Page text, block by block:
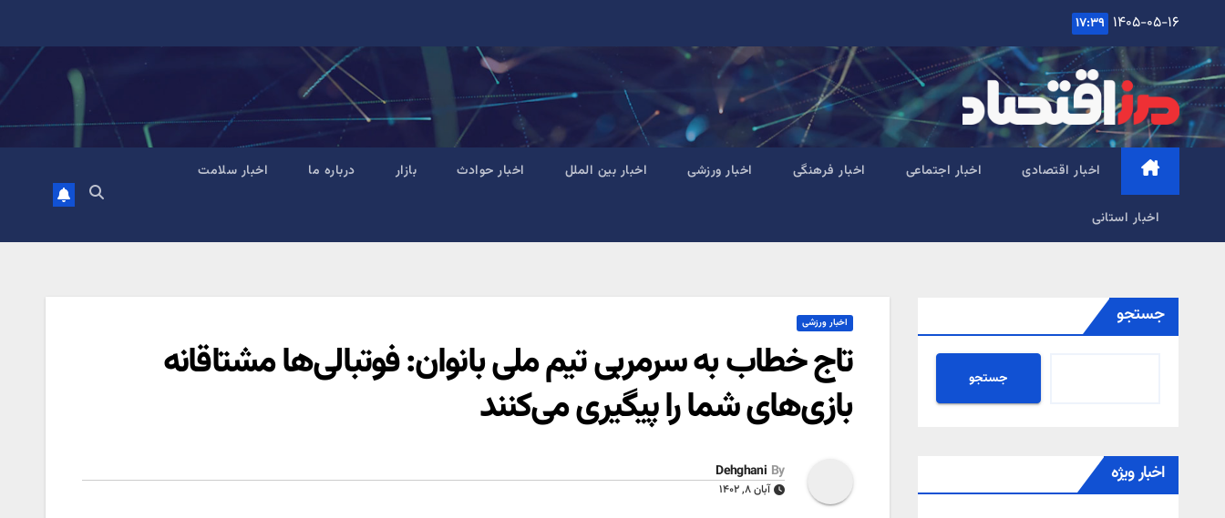
content
۱۴۰۵-۰۵-۱۶ ۱۷:۳۹
اخبار اقتصادی اخبار اجتماعی اخبار فرهنگی اخبار ورزشی اخبار بین الملل اخبار حوادث بازار درباره ما اخبار سلامت
اخبار استانی
جستجو
جستجو
اخبار ویژه
اخبار ورزشی
تاج خطاب به سرمربی تیم ملی بانوان: فوتبالی‌ها مشتاقانه
بازی‌های شما را پیگیری می‌کنند
By
Dehghani
آبان ۸, ۱۴۰۲